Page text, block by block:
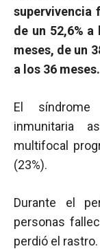
supervivencia
de un 52,6%
meses, de un
a los 36 meses.
El síndrome
inmunitaria
multifocal
(23%).
Durante el
personas
perdió el rastro.